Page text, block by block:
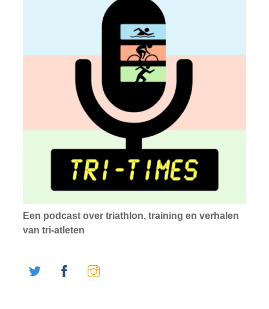
Een podcast over triathlon, training en verhalen
van tri-atleten
Twitter Facebook